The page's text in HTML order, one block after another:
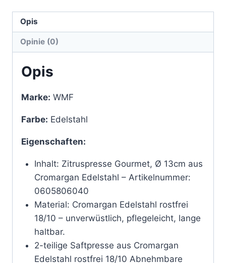
Cromargan
Edelstahl
rostfrei
Opis
Opinie (0)
Opis
Marke: WMF
Farbe: Edelstahl
Eigenschaften:
Inhalt: Zitruspresse Gourmet, Ø 13cm aus
Cromargan Edelstahl – Artikelnummer:
0605806040
Material: Cromargan Edelstahl rostfrei
18/10 – unverwüstlich, pflegeleicht, lange
haltbar.
2-teilige Saftpresse aus Cromargan
Edelstahl rostfrei 18/10 Abnehmbare